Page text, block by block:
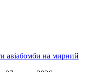
авіабомби на мирний